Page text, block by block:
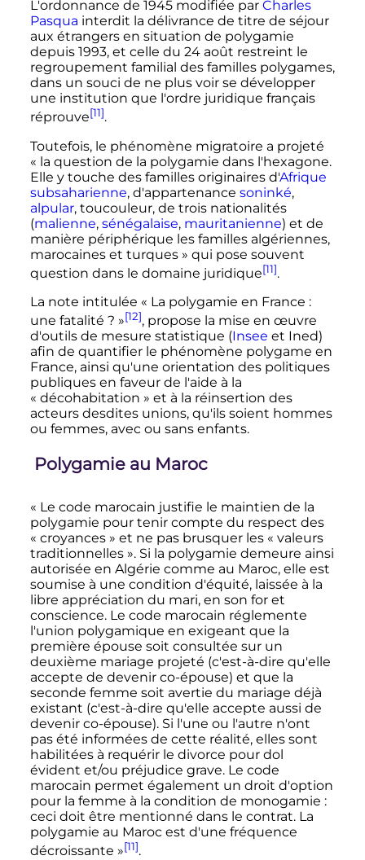
L'ordonnance de 1945 modifiée par Charles
Pasqua interdit la délivrance de titre de séjour
aux étrangers en situation de polygamie
depuis 1993, et celle du 24 août restreint le
regroupement familial des familles polygames,
dans un souci de ne plus voir se développer
une institution que l'ordre juridique français
réprouve[11].
Toutefois, le phénomène migratoire a projeté
« la question de la polygamie dans l'hexagone.
Elle y touche des familles originaires d'Afrique
subsaharienne, d'appartenance soninké,
alpular, toucouleur, de trois nationalités
(malienne, sénégalaise, mauritanienne) et de
manière périphérique les familles algériennes,
marocaines et turques » qui pose souvent
question dans le domaine juridique[11].
La note intitulée « La polygamie en France :
une fatalité ? »[12], propose la mise en œuvre
d'outils de mesure statistique (Insee et Ined)
afin de quantifier le phénomène polygame en
France, ainsi qu'une orientation des politiques
publiques en faveur de l'aide à la
« décohabitation » et à la réinsertion des
acteurs desdites unions, qu'ils soient hommes
ou femmes, avec ou sans enfants.
Polygamie au Maroc
« Le code marocain justifie le maintien de la
polygamie pour tenir compte du respect des
« croyances » et ne pas brusquer les « valeurs
traditionnelles ». Si la polygamie demeure ainsi
autorisée en Algérie comme au Maroc, elle est
soumise à une condition d'équité, laissée à la
libre appréciation du mari, en son for et
conscience. Le code marocain réglemente
l'union polygamique en exigeant que la
première épouse soit consultée sur un
deuxième mariage projeté (c'est-à-dire qu'elle
accepte de devenir co-épouse) et que la
seconde femme soit avertie du mariage déjà
existant (c'est-à-dire qu'elle accepte aussi de
devenir co-épouse). Si l'une ou l'autre n'ont
pas été informées de cette réalité, elles sont
habilitées à requérir le divorce pour dol
évident et/ou préjudice grave. Le code
marocain permet également un droit d'option
pour la femme à la condition de monogamie :
ceci doit être mentionné dans le contrat. La
polygamie au Maroc est d'une fréquence
décroissante »[11].